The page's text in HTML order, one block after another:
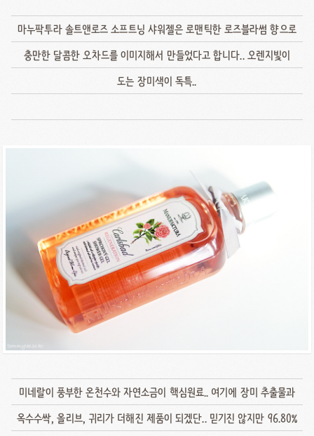
마누팍투라 솔트앤로즈 소프트닝 샤워젤은 로맨틱한 로즈블라썸 향으로
충만한 달콤한 오차드를 이미지해서 만들었다고 합니다.. 오렌지빛이
도는 장미색이 독특..
미네랄이 풍부한 온천수와 자연소금이 핵심원료.. 여기에 장미 추출물과
옥수수싹, 올리브, 귀리가 더해진 제품이 되겠단.. 믿기진 않지만 96.80%